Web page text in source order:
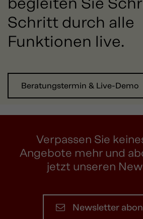
Schritt durch alle
Funktionen live.
Beratungstermin & Live-Demo
Verpassen Sie
Angebote mehr und
jetzt unseren
Newsletter